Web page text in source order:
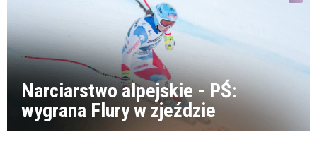
Narciarstwo alpejskie - PŚ:
wygrana Flury w zjeździe